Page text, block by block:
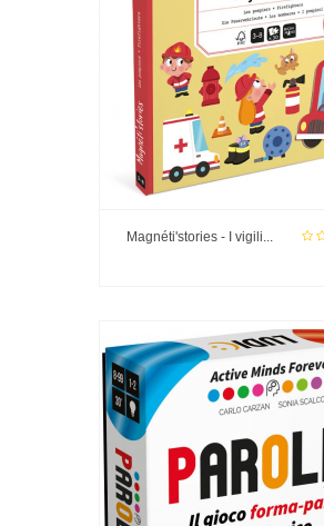
Magnéti'stories - I vigili...